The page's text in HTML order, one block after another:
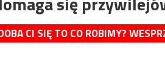
CI SIĘ TO CO ROBIMY?